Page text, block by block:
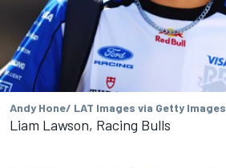
Andy Hone/ LAT Images via Getty Images
Liam Lawson, Racing Bulls